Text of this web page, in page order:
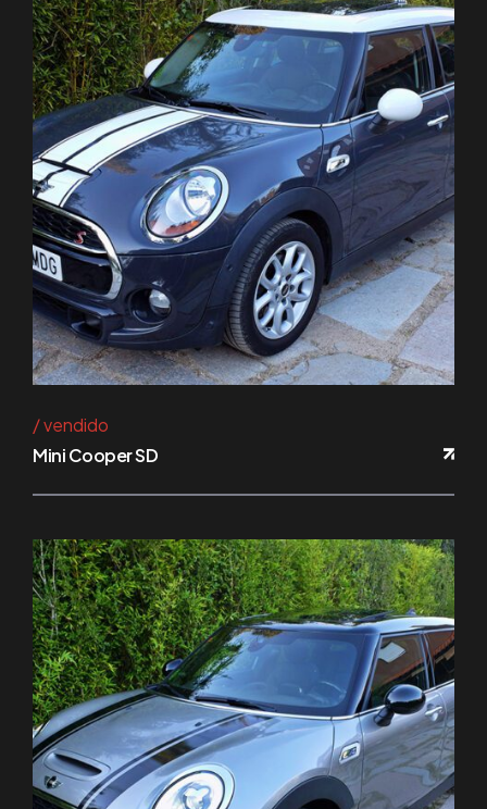
vendido
Mini Cooper SD